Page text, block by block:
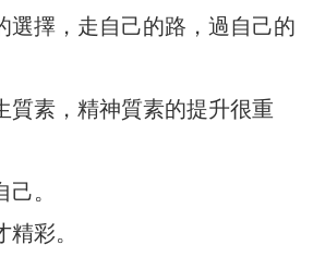
選擇，走自己的路，過自己的
質素，精神質素的提升很重
。
彩。